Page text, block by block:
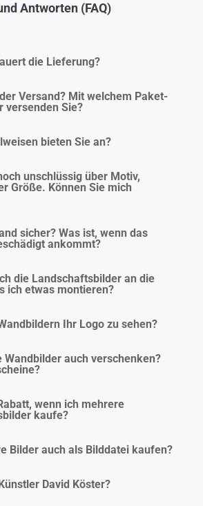
Antworten (FAQ)
die Lieferung?
Versand? Mit welchem Paket-
versenden Sie?
bieten Sie an?
unschlüssig über Motiv,
Größe. Können Sie mich
sicher? Was ist, wenn das
ankommt?
die Landschaftsbilder an die
ich etwas montieren?
Ihr Logo zu sehen?
Wandbilder auch verschenken?
wenn ich mehrere
kaufe?
Bilder auch als Bilddatei kaufen?
David Köster?